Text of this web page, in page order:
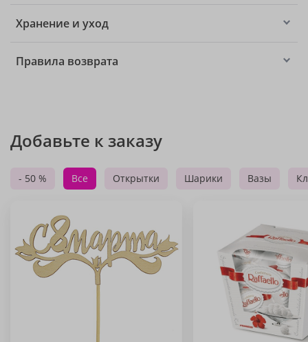
Хранение и уход
Правила возврата
Добавьте к заказу
- 50 % Все Открытки Шарики Вазы